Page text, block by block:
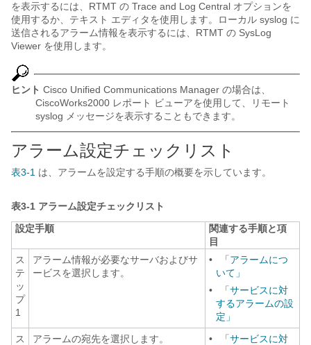
を表示するには、RTMT の Trace and Log Central オプションを
使用するか、テキスト エディタを使用します。ローカル syslog に
送信されるアラーム情報を表示するには、RTMT の SysLog
Viewer を使用します。
ヒント Cisco Unified Communications Manager の場合は、
CiscoWorks2000 レポート ビューアを使用して、リモート
syslog メッセージを表示することもできます。
アラーム設定チェックリスト
表3-1 は、アラームを設定する手順の概要を示しています。
表3-1 アラーム設定チェックリスト
設定手順
関連する手順と項
目
ス
テ
ッ
プ
1
アラーム情報が必要なサーバおよびサ
ービスを選択します。
•
「アラームにつ
いて」
•
「サービスに対
するアラームの設
定」
ス
アラームの宛先を選択します。
•
「サービスに対